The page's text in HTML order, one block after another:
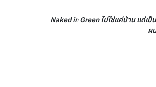
Naked in Green ไม่ใช่แค่บ้าน แต่เ
ผ